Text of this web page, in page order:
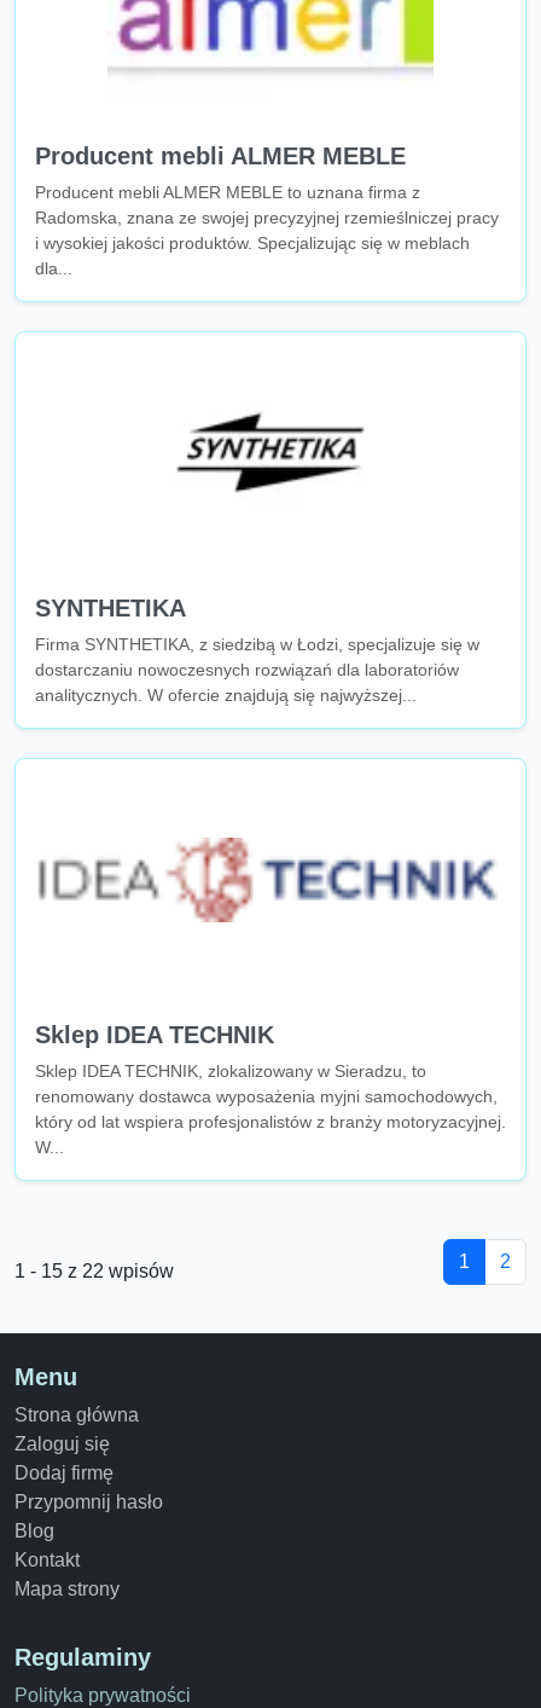
Producent mebli ALMER MEBLE
Producent mebli ALMER MEBLE to uznana firma z
Radomska, znana ze swojej precyzyjnej rzemieślniczej pracy
i wysokiej jakości produktów. Specjalizując się w meblach
dla...
SYNTHETIKA
Firma SYNTHETIKA, z siedzibą w Łodzi, specjalizuje się w
dostarczaniu nowoczesnych rozwiązań dla laboratoriów
analitycznych. W ofercie znajdują się najwyższej...
Sklep IDEA TECHNIK
Sklep IDEA TECHNIK, zlokalizowany w Sieradzu, to
renomowany dostawca wyposażenia myjni samochodowych,
który od lat wspiera profesjonalistów z branży motoryzacyjnej.
W...
1 - 15 z 22 wpisów 1 2
Menu
Strona główna
Zaloguj się
Dodaj firmę
Przypomnij hasło
Blog
Kontakt
Mapa strony
Regulaminy
Polityka prywatności